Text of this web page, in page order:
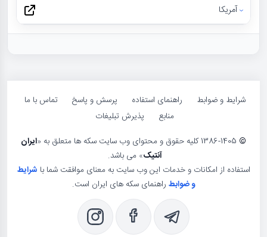
آمریکا
شرایط و ضوابط راهنمای استفاده پرسش و پاسخ
تماس با ما
منابع
پذیرش تبلیغات
©
ایران
آنتیک» می باشد.
استفاده از امکانات و خدمات این وب سایت به معنای موافقت شما با شرایط
و ضوابط راهنمای سکه های ایران است.